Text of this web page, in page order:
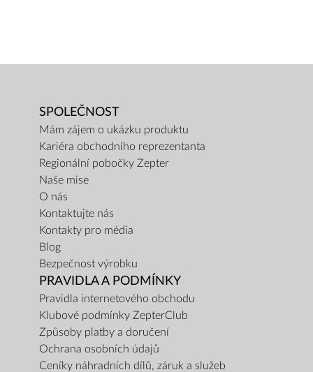
SPOLEČNOST
Mám zájem o ukázku produktu
Kariéra obchodního reprezentanta
Regionální pobočky Zepter
Naše mise
O nás
Kontaktujte nás
Kontakty pro média
Blog
Bezpečnost výrobku
PRAVIDLA A PODMÍNKY
Pravidla internetového obchodu
Klubové podmínky ZepterClub
Způsoby platby a doručení
Ochrana osobních údajů
Ceníky náhradních dílů, záruk a služeb